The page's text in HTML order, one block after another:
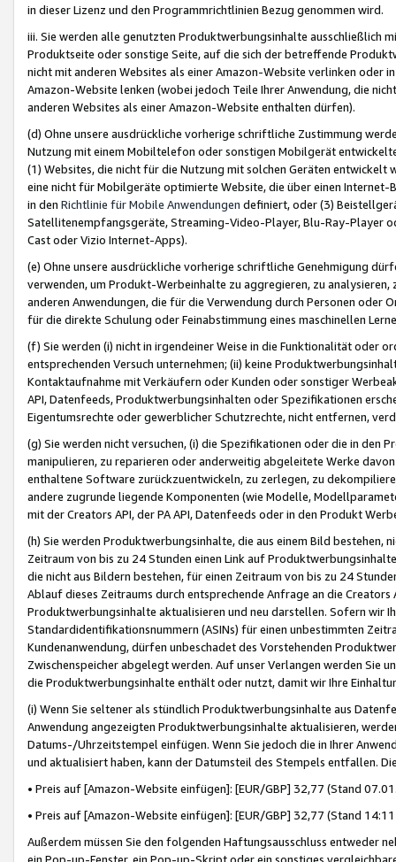
in dieser Lizenz und den Programmrichtlinien Bezug genommen wird.
iii. Sie werden alle genutzten Produktwerbungsinhalte ausschließlich
Produktseite oder sonstige Seite, auf die sich der betreffende
nicht mit anderen Websites als einer Amazon-Website verlinken oder
Amazon-Website lenken (wobei jedoch Teile Ihrer Anwendung, die
anderen Websites als einer Amazon-Website enthalten dürfen).
(d) Ohne unsere ausdrückliche vorherige schriftliche Zustimmung
Nutzung mit einem Mobiltelefon oder sonstigen Mobilgerät
(1) Websites, die nicht für die Nutzung mit solchen Geräten
eine nicht für Mobilgeräte optimierte Website, die über einen
in den Richtlinie für Mobile Anwendungen definiert, oder (3)
Satellitenempfangsgeräte, Streaming-Video-Player, Blu-Ray-Player
Cast oder Vizio Internet-Apps).
(e) Ohne unsere ausdrückliche vorherige schriftliche Genehmigung
verwenden, um Produkt-Werbeinhalte zu aggregieren, zu
anderen Anwendungen, die für die Verwendung durch Personen
für die direkte Schulung oder Feinabstimmung eines maschinellen
(f) Sie werden (i) nicht in irgendeiner Weise in die Funktionalität oder
entsprechenden Versuch unternehmen; (ii) keine
Kontaktaufnahme mit Verkäufern oder Kunden oder sonstiger
API, Datenfeeds, Produktwerbungsinhalten oder Spezifikationen
Eigentumsrechte oder gewerblicher Schutzrechte, nicht entfernen,
(g) Sie werden nicht versuchen, (i) die Spezifikationen oder die in
manipulieren, zu reparieren oder anderweitig abgeleitete Werke
enthaltene Software zurückzuentwickeln, zu zerlegen, zu
andere zugrunde liegende Komponenten (wie Modelle,
mit der Creators API, der PA API, Datenfeeds oder in den Produkt
(h) Sie werden Produktwerbungsinhalte, die aus einem Bild bestehen,
Zeitraum von bis zu 24 Stunden einen Link auf
die nicht aus Bildern bestehen, für einen Zeitraum von bis zu 24
Ablauf dieses Zeitraums durch entsprechende Anfrage an die
Produktwerbungsinhalte aktualisieren und neu darstellen. Sofern wir
Standardidentifikationsnummern (ASINs) für einen unbestimmten
Kundenanwendung, dürfen unbeschadet des Vorstehenden
Zwischenspeicher abgelegt werden. Auf unser Verlangen werden Sie
die Produktwerbungsinhalte enthält oder nutzt, damit wir Ihre
(i) Wenn Sie seltener als stündlich Produktwerbungsinhalte aus
Anwendung angezeigten Produktwerbungsinhalte aktualisieren,
Datums-/Uhrzeitstempel einfügen. Wenn Sie jedoch die in Ihrer
und aktualisiert haben, kann der Datumsteil des Stempels entfallen.
• Preis auf [Amazon-Website einfügen]: [EUR/GBP] 32,77 (Stand
• Preis auf [Amazon-Website einfügen]: [EUR/GBP] 32,77 (Stand
Außerdem müssen Sie den folgenden Haftungsausschluss entweder
ein Pop-up-Fenster, ein Pop-up-Skript oder ein sonstiges